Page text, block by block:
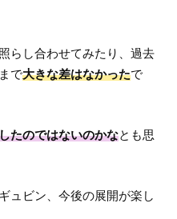
らし合わせてみたり、過去
で大きな差はなかったで
たのではないのかなとも思
ュビン、今後の展開が楽し